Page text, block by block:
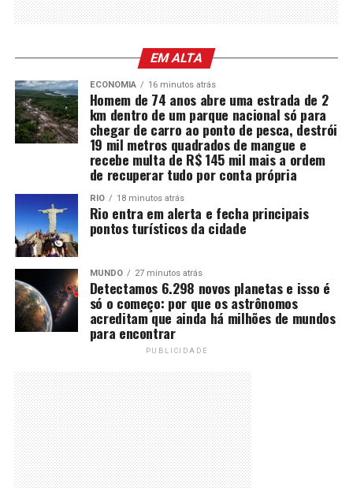
EM ALTA
ECONOMIA 16 minutos atrás
Homem de 74 anos abre uma estrada de 2
km dentro de um parque nacional só para
chegar de carro ao ponto de pesca, destrói
19 mil metros quadrados de mangue e
recebe multa de R$ 145 mil mais a ordem
de recuperar tudo por conta própria
RIO 18 minutos atrás
Rio entra em alerta e fecha principais
pontos turísticos da cidade
MUNDO 27 minutos atrás
Detectamos 6.298 novos planetas e isso é
só o começo: por que os astrônomos
acreditam que ainda há milhões de mundos
para encontrar
PUBLICIDADE